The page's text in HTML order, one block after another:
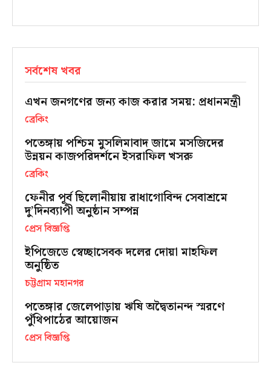
সর্বশেষ খবর
এখন জনগণের জন্য কাজ করার সময়: প্রধানমন্ত্রী
ব্রেকিং
পতেঙ্গায় পশ্চিম মুসলিমাবাদ জামে মসজিদের
উন্নয়ন কাজপরিদর্শনে ইসরাফিল খসরু
ব্রেকিং
ফেনীর পূর্ব ছিলোনীয়ায় রাধাগোবিন্দ সেবাশ্রমে
দু’দিনব্যাপী অনুষ্ঠান সম্পন্ন
প্রেস বিজ্ঞপ্তি
ইপিজেডে স্বেচ্ছাসেবক দলের দোয়া মাহফিল
অনুষ্ঠিত
চট্টগ্রাম মহানগর
পতেঙ্গার জেলেপাড়ায় ঋষি অদ্বৈতানন্দ স্মরণে
পুঁথিপাঠের আয়োজন
প্রেস বিজ্ঞপ্তি